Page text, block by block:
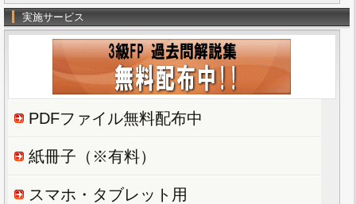
実施サービス
PDFファイル無料配布中
紙冊子（※有料）
スマホ・タブレット用